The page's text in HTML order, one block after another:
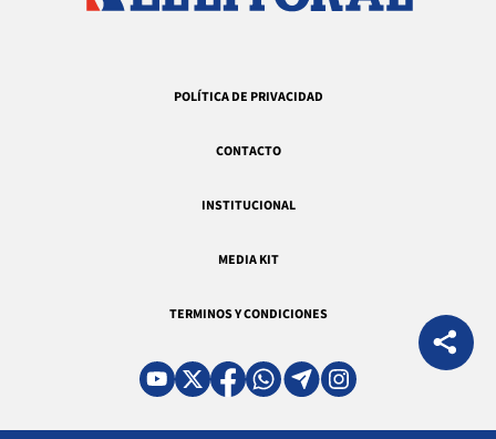
POLÍTICA DE PRIVACIDAD
CONTACTO
INSTITUCIONAL
MEDIA KIT
TERMINOS Y CONDICIONES